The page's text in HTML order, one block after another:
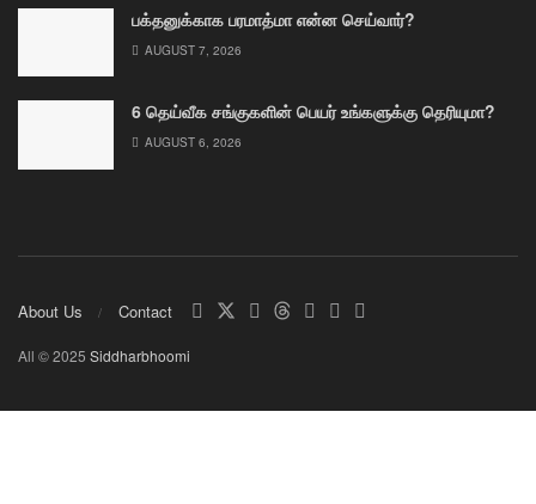
பக்தனுக்காக பரமாத்மா என்ன செய்வார்?
AUGUST 7, 2026
6 தெய்வீக சங்குகளின் பெயர் உங்களுக்கு தெரியுமா?
AUGUST 6, 2026
About Us Contact
All © 2025 Siddharbhoomi